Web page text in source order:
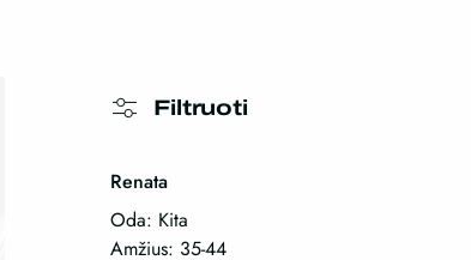
Filtruoti
Renata
Oda: Kita
Amžius: 35-44